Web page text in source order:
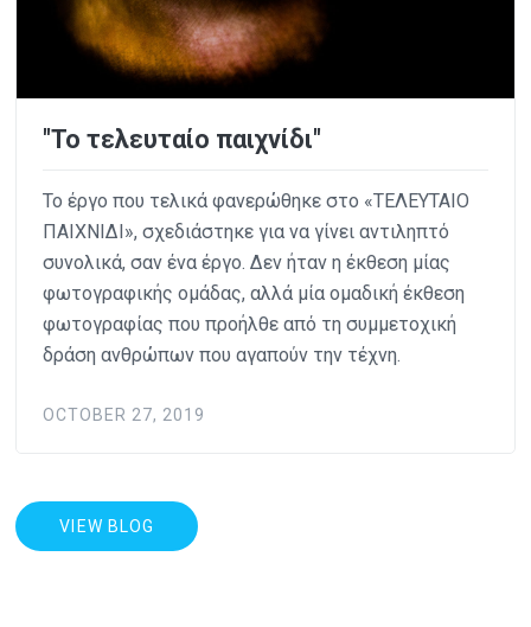
"Το τελευταίο παιχνίδι"
Το έργο που τελικά φανερώθηκε στο «ΤΕΛΕΥΤΑΙΟ
ΠΑΙΧΝΙΔΙ», σχεδιάστηκε για να γίνει αντιληπτό
συνολικά, σαν ένα έργο. Δεν ήταν η έκθεση μίας
φωτογραφικής ομάδας, αλλά μία ομαδική έκθεση
φωτογραφίας που προήλθε από τη συμμετοχική
δράση ανθρώπων που αγαπούν την τέχνη.
OCTOBER 27, 2019
VIEW BLOG